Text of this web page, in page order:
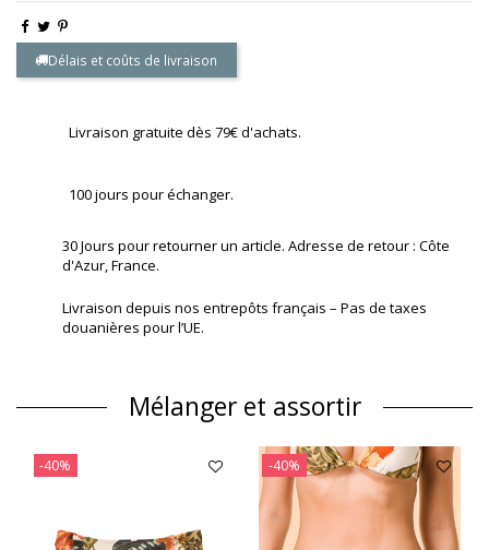
Délais et coûts de livraison
Livraison gratuite dès 79€ d'achats.
100 jours pour échanger.
30 Jours pour retourner un article. Adresse de retour : Côte
d'Azur, France.
Livraison depuis nos entrepôts français – Pas de taxes
douanières pour l’UE.
Mélanger et assortir
-40% -40%